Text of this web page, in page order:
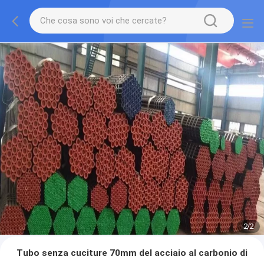
2/2
Tubo senza cuciture 70mm del acciaio al carbonio di